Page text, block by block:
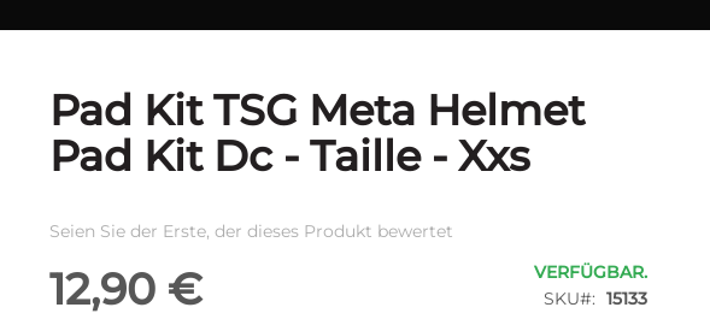
Pad Kit TSG Meta Helmet
Pad Kit Dc - Taille - Xxs
Seien Sie der Erste, der dieses Produkt bewertet
12,90 €
VERFÜGBAR.
SKU
15133